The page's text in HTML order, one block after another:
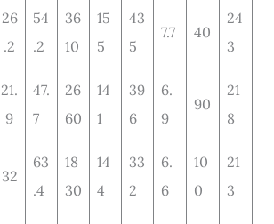
26
.2
54
.2
36
10
15
5
43
5
7.7 40
24
3
21.
9
47.
7
26
60
14
1
39
6
6.
9
90
21
8
32
63
.4
18
30
14
4
33
2
6.
6
10
0
21
3